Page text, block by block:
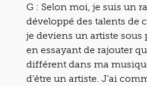
G : Selon moi, je suis un
développé des talents de
je deviens un artiste sous
en essayant de rajouter
différent dans ma
d’être un artiste. J’ai